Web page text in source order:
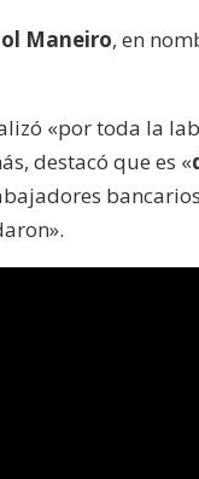
Maneiro, en
«por toda la
destacó que es «